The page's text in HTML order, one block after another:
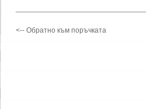
<-- Обратно към поръчката